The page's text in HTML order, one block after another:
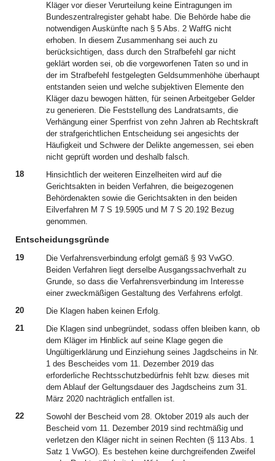
Kläger vor dieser Verurteilung keine Eintragungen im
Bundeszentralregister gehabt habe. Die Behörde habe die
notwendigen Auskünfte nach § 5 Abs. 2 WaffG nicht
erhoben. In diesem Zusammenhang sei auch zu
berücksichtigen, dass durch den Strafbefehl gar nicht
geklärt worden sei, ob die vorgeworfenen Taten so und in
der im Strafbefehl festgelegten Geldsummenhöhe überhaupt
entstanden seien und welche subjektiven Elemente den
Kläger dazu bewogen hätten, für seinen Arbeitgeber Gelder
zu generieren. Die Feststellung des Landratsamts, die
Verhängung einer Sperrfrist von zehn Jahren ab Rechtskraft
der strafgerichtlichen Entscheidung sei angesichts der
Häufigkeit und Schwere der Delikte angemessen, sei eben
nicht geprüft worden und deshalb falsch.
18
Hinsichtlich der weiteren Einzelheiten wird auf die
Gerichtsakten in beiden Verfahren, die beigezogenen
Behördenakten sowie die Gerichtsakten in den beiden
Eilverfahren M 7 S 19.5905 und M 7 S 20.192 Bezug
genommen.
Entscheidungsgründe
19
Die Verfahrensverbindung erfolgt gemäß § 93 VwGO.
Beiden Verfahren liegt derselbe Ausgangssachverhalt zu
Grunde, so dass die Verfahrensverbindung im Interesse
einer zweckmäßigen Gestaltung des Verfahrens erfolgt.
20
Die Klagen haben keinen Erfolg.
21
Die Klagen sind unbegründet, sodass offen bleiben kann, ob
dem Kläger im Hinblick auf seine Klage gegen die
Ungültigerklärung und Einziehung seines Jagdscheins in Nr.
1 des Bescheides vom 11. Dezember 2019 das
erforderliche Rechtsschutzbedürfnis fehlt bzw. dieses mit
dem Ablauf der Geltungsdauer des Jagdscheins zum 31.
März 2020 nachträglich entfallen ist.
22
Sowohl der Bescheid vom 28. Oktober 2019 als auch der
Bescheid vom 11. Dezember 2019 sind rechtmäßig und
verletzen den Kläger nicht in seinen Rechten (§ 113 Abs. 1
Satz 1 VwGO). Es bestehen keine durchgreifenden Zweifel